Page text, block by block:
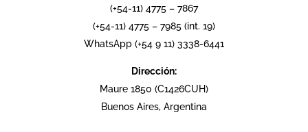
(+54-11) 4775 – 7867
(+54-11) 4775 – 7985 (int. 19)
WhatsApp (+54 9 11) 3338-6441
Dirección:
Maure 1850 (C1426CUH)
Buenos Aires, Argentina